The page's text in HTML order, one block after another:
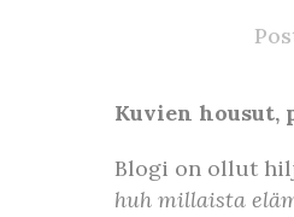
Kuvien housut,
Blogi on ollut
huh millaista